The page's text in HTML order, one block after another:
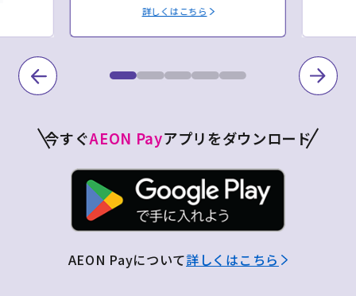
詳しくはこちら
今すぐAEON Payアプリをダウンロード
AEON Payについて詳しくはこちら